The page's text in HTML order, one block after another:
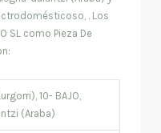
. Los
SL como Pieza De
10- BAJO,
(Araba)